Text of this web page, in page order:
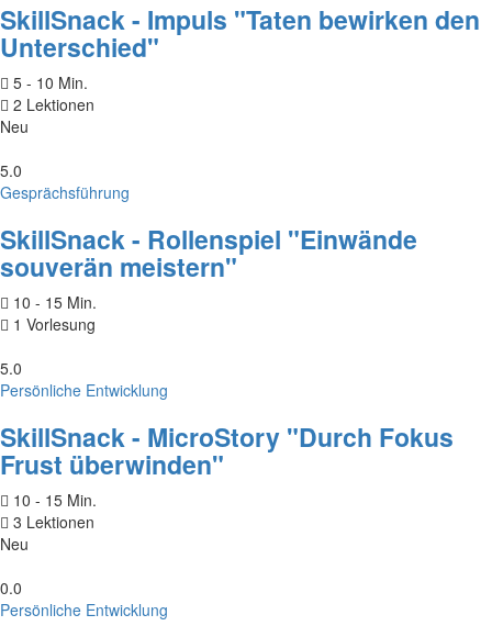
SkillSnack - Impuls "Taten bewirken den
Unterschied"
5 - 10 Min.
2 Lektionen
Neu
5.0
Gesprächsführung
SkillSnack - Rollenspiel "Einwände
souverän meistern"
10 - 15 Min.
1 Vorlesung
5.0
Persönliche Entwicklung
SkillSnack - MicroStory "Durch Fokus
Frust überwinden"
10 - 15 Min.
3 Lektionen
Neu
0.0
Persönliche Entwicklung